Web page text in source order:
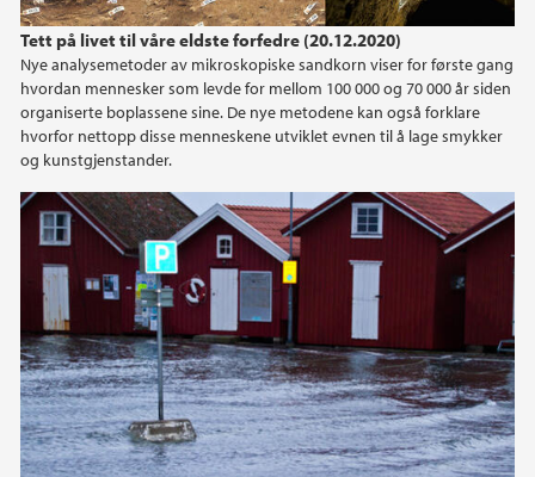
Tett på livet til våre eldste forfedre (20.12.2020)
Nye analysemetoder av mikroskopiske sandkorn viser for første gang
hvordan mennesker som levde for mellom 100 000 og 70 000 år siden
organiserte boplassene sine. De nye metodene kan også forklare
hvorfor nettopp disse menneskene utviklet evnen til å lage smykker
og kunstgjenstander.
2024
2023
2022
2021
2020
2019
2018
2017